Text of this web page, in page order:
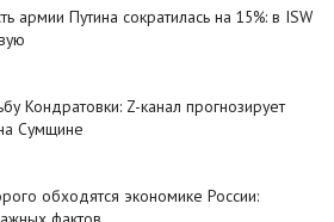
армии Путина сократилась на 15%: в ISW
Кондратовки: Z-канал прогнозирует
Сумщине
обходятся экономике России: